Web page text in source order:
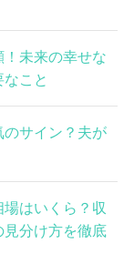
未来の幸せな
こと
サイン？夫が
はいくら？収
分け方を徹底